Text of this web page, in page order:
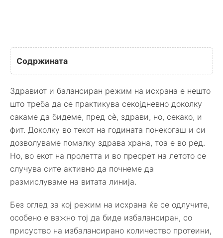
Содржината
Здравиот и балансиран режим на исхрана е нешто
што треба да се практикува секојдневно доколку
сакаме да бидеме, пред сè, здрави, но, секако, и
фит. Доколку во текот на годината понекогаш и си
дозволуваме помалку здрава храна, тоа е во ред.
Но, во екот на пролетта и во пресрет на летото се
случува сите активно да почнеме да
размислуваме на витата линија.
Без оглед за кој режим на исхрана ќе се одлучите,
особено е важно тој да биде избалансиран, со
присуство на избалансирано количество протеини,